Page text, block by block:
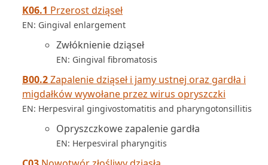
K06.1 Przerost dziąseł
EN: Gingival enlargement
Zwłóknienie dziąseł
EN: Gingival fibromatosis
B00.2Zapalenie dziąseł i jamy ustnej oraz gardła i
migdałków wywołane przez wirus opryszczki
EN: Herpesviral gingivostomatitis and pharyngotonsillitis
Opryszczkowe zapalenie gardła
EN: Herpesviral pharyngitis